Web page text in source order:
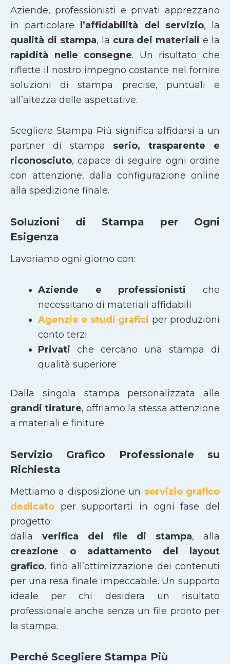
Aziende, professionisti e privati apprezzano
in particolare
l’affidabilità del servizio, la
qualità di stampa, la cura dei materiali e la
rapidità nelle consegne. Un risultato che
riflette il nostro impegno costante nel fornire
soluzioni di stampa precise, puntuali e
all’altezza delle aspettative.
Scegliere Stampa Più significa affidarsi a un
partner di stampa serio, trasparente e
riconosciuto, capace di seguire ogni ordine
con attenzione, dalla configurazione online
alla spedizione finale.
Soluzioni di Stampa per Ogni
Esigenza
Lavoriamo ogni giorno con:
Aziende e professionisti che
necessitano di materiali affidabili
Agenzie e studi grafici per produzioni
conto terzi
Privati che cercano una stampa di
qualità superiore
Dalla singola stampa personalizzata alle
grandi tirature, offriamo la stessa attenzione
a materiali e finiture.
Servizio Grafico Professionale su
Richiesta
Mettiamo a disposizione un servizio grafico
dedicato per supportarti in ogni fase del
progetto:
dalla verifica dei file di stampa, alla
creazione o adattamento del layout
grafico, fino all’ottimizzazione dei contenuti
per una resa finale impeccabile. Un supporto
ideale per chi desidera un risultato
professionale anche senza un file pronto per
la stampa.
Perché Scegliere Stampa Più